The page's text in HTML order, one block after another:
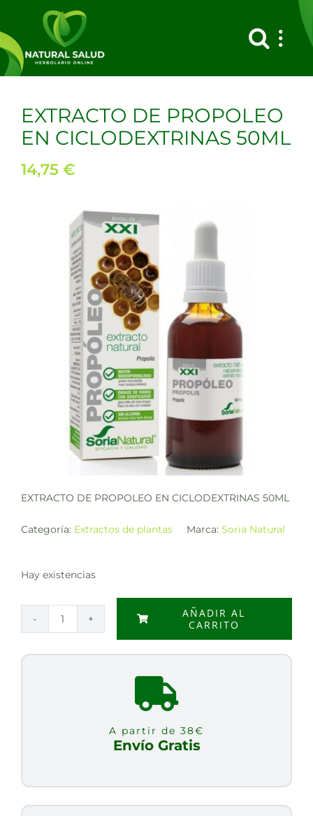
contenido
EXTRACTO DE PROPOLEO
EN CICLODEXTRINAS 50ML
14,75 €
EXTRACTO DE PROPOLEO EN CICLODEXTRINAS 50ML
Categoría: Extractos de plantas Marca: Soria Natural
Hay existencias
EXTRACTO
AÑADIR AL
CARRITO
A partir de 38€
Envío Gratis